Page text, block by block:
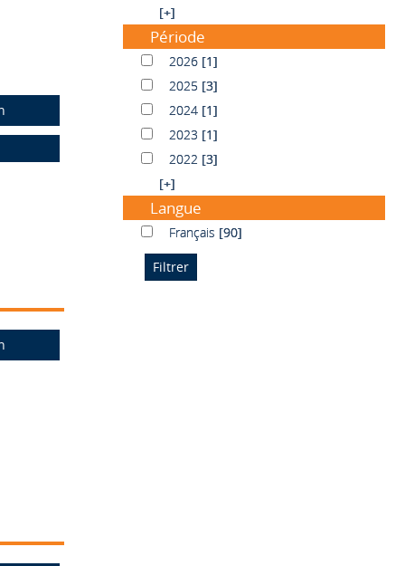
[+]
Période
20262026 [1]
20252025 [3]
20242024 [1]
20232023 [1]
20222022 [3]
[+]
Langue
FrançaisFrançais [90]